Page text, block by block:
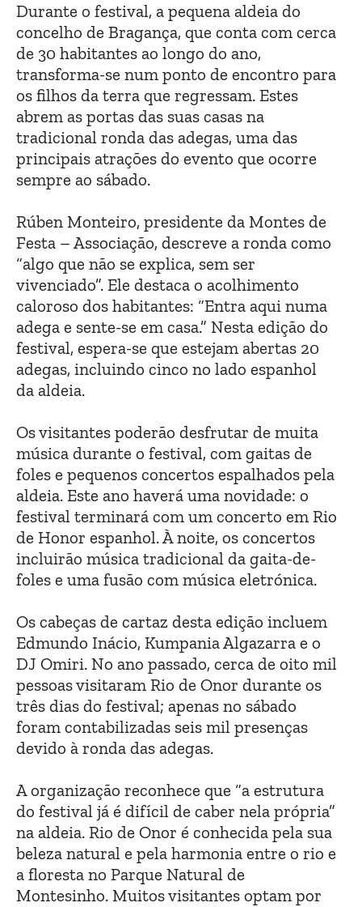
Durante o festival, a pequena aldeia do
concelho de Bragança, que conta com cerca
de 30 habitantes ao longo do ano,
transforma-se num ponto de encontro para
os filhos da terra que regressam. Estes
abrem as portas das suas casas na
tradicional ronda das adegas, uma das
principais atrações do evento que ocorre
sempre ao sábado.
Rúben Monteiro, presidente da Montes de
Festa – Associação, descreve a ronda como
“algo que não se explica, sem ser
vivenciado”. Ele destaca o acolhimento
caloroso dos habitantes: “Entra aqui numa
adega e sente-se em casa.” Nesta edição do
festival, espera-se que estejam abertas 20
adegas, incluindo cinco no lado espanhol
da aldeia.
Os visitantes poderão desfrutar de muita
música durante o festival, com gaitas de
foles e pequenos concertos espalhados pela
aldeia. Este ano haverá uma novidade: o
festival terminará com um concerto em Rio
de Honor espanhol. À noite, os concertos
incluirão música tradicional da gaita-de-
foles e uma fusão com música eletrónica.
Os cabeças de cartaz desta edição incluem
Edmundo Inácio, Kumpania Algazarra e o
DJ Omiri. No ano passado, cerca de oito mil
pessoas visitaram Rio de Onor durante os
três dias do festival; apenas no sábado
foram contabilizadas seis mil presenças
devido à ronda das adegas.
A organização reconhece que “a estrutura
do festival já é difícil de caber nela própria”
na aldeia. Rio de Onor é conhecida pela sua
beleza natural e pela harmonia entre o rio e
a floresta no Parque Natural de
Montesinho. Muitos visitantes optam por